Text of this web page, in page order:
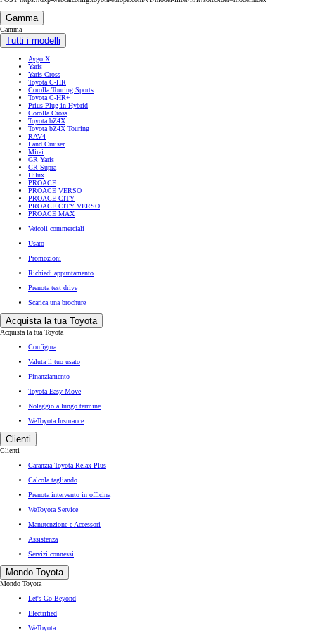
Gamma
Gamma
Tutti i modelli
Aygo X
Yaris
Yaris Cross
Toyota C-HR
Corolla Touring Sports
Toyota C-HR+
Prius Plug-in Hybrid
Corolla Cross
Toyota bZ4X
Toyota bZ4X Touring
RAV4
Land Cruiser
Mirai
GR Yaris
GR Supra
Hilux
PROACE
PROACE VERSO
PROACE CITY
PROACE CITY VERSO
PROACE MAX
Veicoli commerciali
Usato
Promozioni
Richiedi appuntamento
Prenota test drive
Scarica una brochure
Acquista la tua Toyota
Acquista la tua Toyota
Configura
Valuta il tuo usato
Finanziamento
Toyota Easy Move
Noleggio a lungo termine
WeToyota Insurance
Clienti
Clienti
Garanzia Toyota Relax Plus
Calcola tagliando
Prenota intervento in officina
WeToyota Service
Manutenzione e Accessori
Assistenza
Servizi connessi
Mondo Toyota
Mondo Toyota
Let's Go Beyond
Electrified
WeToyota